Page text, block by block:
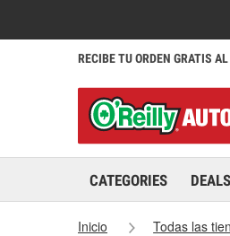
RECIBE TU ORDEN GRATIS
CATEGORIES DEALS
Inicio Todas las